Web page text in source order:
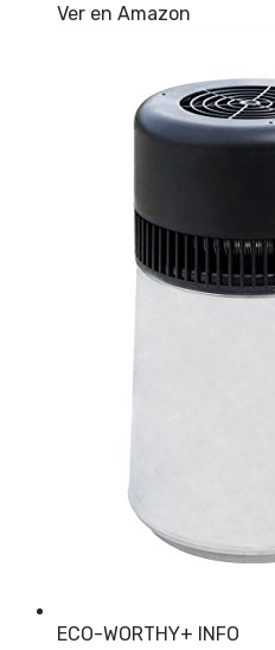
Ver en Amazon
ECO-WORTHY+ INFO